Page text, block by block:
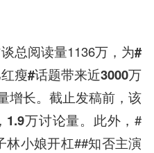
总阅读量1136万， 为#
瘦#话题带来近3000万
增长。截止发稿前，该
万讨论量。 此外，#
林小娘开杠##知否主演